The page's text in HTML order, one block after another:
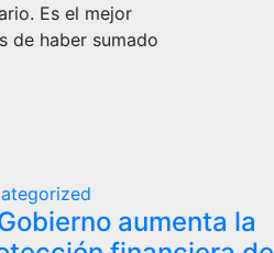
Es el mejor
de haber sumado
aumenta la